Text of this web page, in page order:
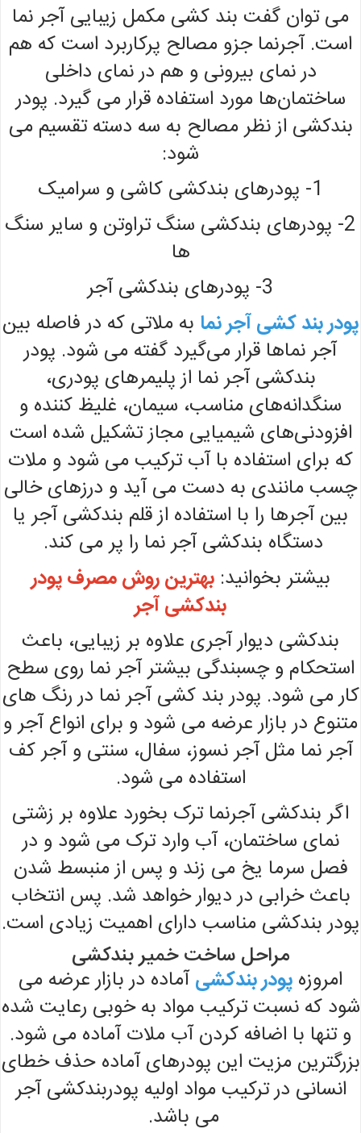
می توان گفت بند کشی مکمل زیبایی آجر نما
است. آجرنما جزو مصالح پرکاربرد است که هم
در نمای بیرونی و هم در نمای داخلی
ساختمان‌ها مورد استفاده قرار می گیرد. پودر
بندکشی از نظر مصالح به سه دسته تقسیم می
شود:
1- پودرهای بندکشی کاشی و سرامیک
2- پودرهای بندکشی سنگ تراوتن و سایر سنگ
ها
3- پودرهای بندکشی آجر
پودر بند کشی آجر نما به ملاتی که در فاصله بین
آجر نماها قرار می‌گیرد گفته می شود. پودر
بندکشی آجر نما از پلیمرهای پودری،
سنگدانه‌های مناسب، سیمان، غلیظ کننده و
افزودنی‌های شیمیایی مجاز تشکیل شده است
که برای استفاده با آب ترکیب می شود و ملات
چسب مانندی به دست می آید و درزهای خالی
بین آجرها را با استفاده از قلم بندکشی آجر یا
دستگاه بندکشی آجر نما را پر می کند.
بیشتر بخوانید:بهترین روش مصرف پودر
بندکشی آجر
بندکشی دیوار آجری علاوه بر زیبایی، باعث
استحکام و چسبندگی بیشتر آجر نما روی سطح
کار می شود. پودر بند کشی آجر نما در رنگ های
متنوع در بازار عرضه می شود و برای انواع آجر و
آجر نما مثل آجر نسوز، سفال، سنتی و آجر کف
استفاده می شود.
اگر بندکشی آجرنما ترک بخورد علاوه بر زشتی
نمای ساختمان، آب وارد ترک می شود و در
فصل سرما یخ می زند و پس از منبسط شدن
باعث خرابی در دیوار خواهد شد. پس انتخاب
پودر بندکشی مناسب دارای اهمیت زیادی است.
مراحل ساخت خمیر بندکشی
امروزه پودر بندکشیآماده در بازار عرضه می
شود که نسبت ترکیب مواد به خوبی رعایت شده
و تنها با اضافه کردن آب ملات آماده می شود.
بزرگترین مزیت این پودرهای آماده حذف خطای
انسانی در ترکیب مواد اولیه پودربندکشی آجر
می باشد.